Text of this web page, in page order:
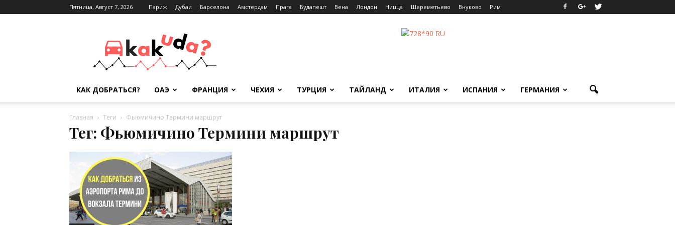
Пятница, Август 7, 2026 Париж Дубаи Барселона Амстердам Прага Будапешт Вена Лондон Ницца Шереметьево Внуково Рим
kuda.info
КАК ДОБРАТЬСЯ? ОАЭ ФРАНЦИЯ ЧЕХИЯ ТУРЦИЯ ТАЙЛАНД ИТАЛИЯ ИСПАНИЯ ГЕРМАНИЯ
Главная Теги Фьюмичино Термини маршрут
Тег: Фьюмичино Термини маршрут